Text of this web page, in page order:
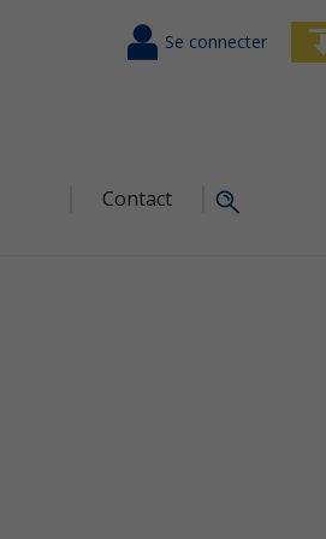
Contact
Se connecter